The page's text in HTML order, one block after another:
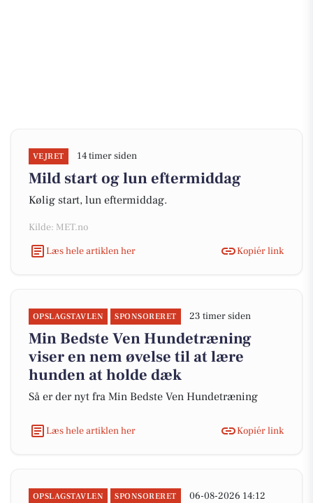
VEJRET 14 timer siden
Mild start og lun eftermiddag
Kølig start, lun eftermiddag.
Kilde: MET.no
Læs hele artiklen her
Kopiér link
OPSLAGSTAVLEN SPONSORERET 23 timer siden
Min Bedste Ven Hundetræning
viser en nem øvelse til at lære
hunden at holde dæk
Så er der nyt fra Min Bedste Ven Hundetræning
Læs hele artiklen her Kopiér link
OPSLAGSTAVLEN SPONSORERET 06-08-2026 14:12